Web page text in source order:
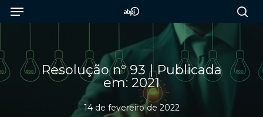
SkipMenu
Resolução nº 93 | Publicada
em: 2021
14 de fevereiro de 2022